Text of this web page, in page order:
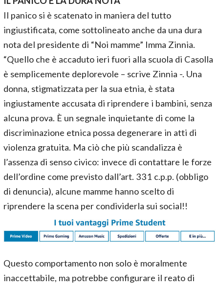
Il panico si è scatenato in maniera del tutto
ingiustificata, come sottolineato anche da una dura
nota del presidente di “Noi mamme” Imma Zinnia.
“Quello che è accaduto ieri fuori alla scuola di Casolla
è semplicemente deplorevole – scrive Zinnia -. Una
donna, stigmatizzata per la sua etnia, è stata
ingiustamente accusata di riprendere i bambini, senza
alcuna prova. È un segnale inquietante di come la
discriminazione etnica possa degenerare in atti di
violenza gratuita. Ma ciò che più scandalizza è
l’assenza di senso civico: invece di contattare le forze
dell’ordine come previsto dall’art. 331 c.p.p. (obbligo
di denuncia), alcune mamme hanno scelto di
riprendere la scena per condividerla sui social!!
Questo comportamento non solo è moralmente
inaccettabile, ma potrebbe configurare il reato di